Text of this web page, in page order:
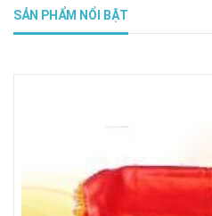
SẢN PHẨM NỔI BẬT